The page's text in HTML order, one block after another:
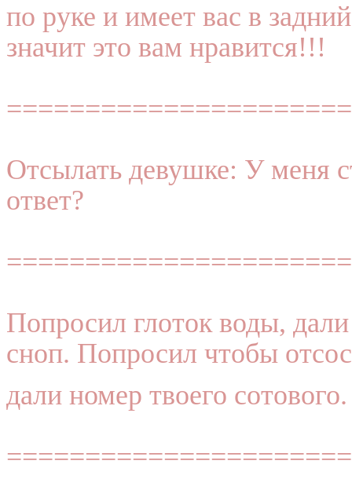
по руке и имеет вас в
значит это вам нравится!!!
Отсылать девушке: У меня
ответ?
Попросил глоток воды,
сноп. Попросил чтобы
дали номер твоего сотового.